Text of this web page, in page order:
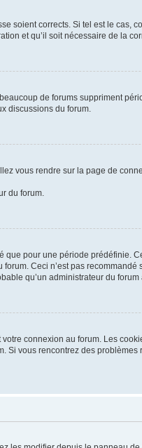
soient corrects. Si tel est le cas,
et qu’il soit nécessaire de la
de forums suppriment
discussions du forum.
vous rendre sur la page de
du forum.
pour une période prédéfinie.
Ceci n’est pas
qu’un administrateur du
connexion au forum. Les
vous rencontrez des